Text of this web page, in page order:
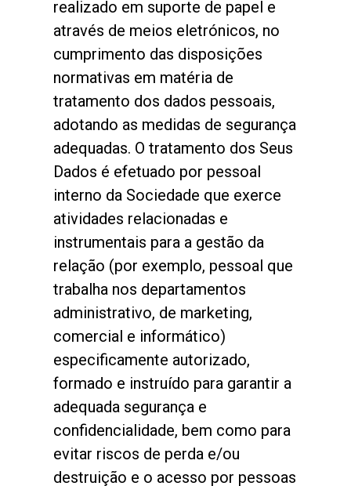
realizado em suporte de papel e
através de meios eletrónicos, no
cumprimento das disposições
normativas em matéria de
tratamento dos dados pessoais,
adotando as medidas de segurança
adequadas. O tratamento dos Seus
Dados é efetuado por pessoal
interno da Sociedade que exerce
atividades relacionadas e
instrumentais para a gestão da
relação (por exemplo, pessoal que
trabalha nos departamentos
administrativo, de marketing,
comercial e informático)
especificamente autorizado,
formado e instruído para garantir a
adequada segurança e
confidencialidade, bem como para
evitar riscos de perda e/ou
destruição e o acesso por pessoas